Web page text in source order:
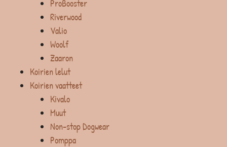
ProBooster
Riverwood
Valio
Woolf
Zaaron
Koirien lelut
Koirien vaatteet
Kivalo
Muut
Non-stop Dogwear
Pomppa